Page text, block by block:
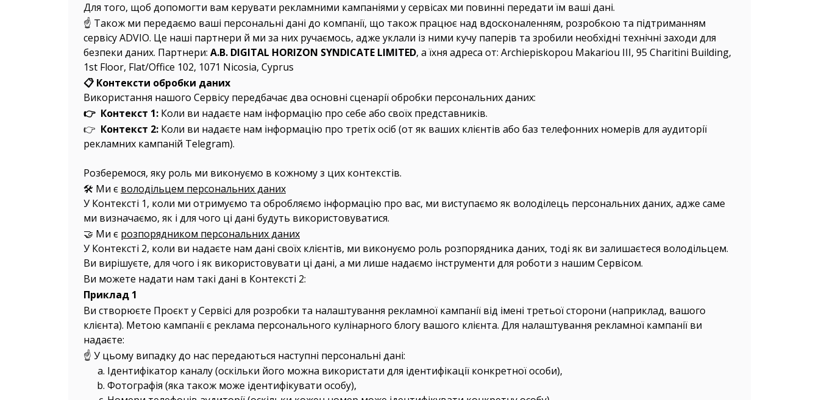
Для того, щоб допомогти вам керувати рекламними кампаніями у сервісах ми повинні передати їм ваші дані.
☝️ Також ми передаємо ваші персональні дані до компанії, що також працює над вдосконаленням, розробкою та підтриманням
сервісу ADVIO. Це наші партнери й ми за них ручаємось, адже уклали із ними кучу паперів та зробили необхідні технічні заходи для
безпеки даних. Партнери: A.B. DIGITAL HORIZON SYNDICATE LIMITED, а їхня адреса от: Archiepiskopou Makariou III, 95 Charitini Building,
1st Floor, Flat/Office 102, 1071 Nicosia, Cyprus
📋 Контексти обробки даних
Використання нашого Сервісу передбачає два основні сценарії обробки персональних даних:
👉 Контекст 1: Коли ви надаєте нам інформацію про себе або своїх представників.
👉 Контекст 2: Коли ви надаєте нам інформацію про третіх осіб (от як ваших клієнтів або баз телефонних номерів для аудиторії
рекламних кампаній Telegram).
Розберемося, яку роль ми виконуємо в кожному з цих контекстів.
🛠️ Ми є володільцем персональних даних
У Контексті 1, коли ми отримуємо та обробляємо інформацію про вас, ми виступаємо як володілець персональних даних, адже саме
ми визначаємо, як і для чого ці дані будуть використовуватися.
🤝 Ми є розпорядником персональних даних
У Контексті 2, коли ви надаєте нам дані своїх клієнтів, ми виконуємо роль розпорядника даних, тоді як ви залишаєтеся володільцем.
Ви вирішуєте, для чого і як використовувати ці дані, а ми лише надаємо інструменти для роботи з нашим Сервісом.
Ви можете надати нам такі дані в Контексті 2:
Приклад 1
Ви створюєте Проєкт у Сервісі для розробки та налаштування рекламної кампанії від імені третьої сторони (наприклад, вашого
клієнта). Метою кампанії є реклама персонального кулінарного блогу вашого клієнта. Для налаштування рекламної кампанії ви
надаєте:
☝️ У цьому випадку до нас передаються наступні персональні дані:
Ідентифікатор каналу (оскільки його можна використати для ідентифікації конкретної особи),
Фотографія (яка також може ідентифікувати особу),